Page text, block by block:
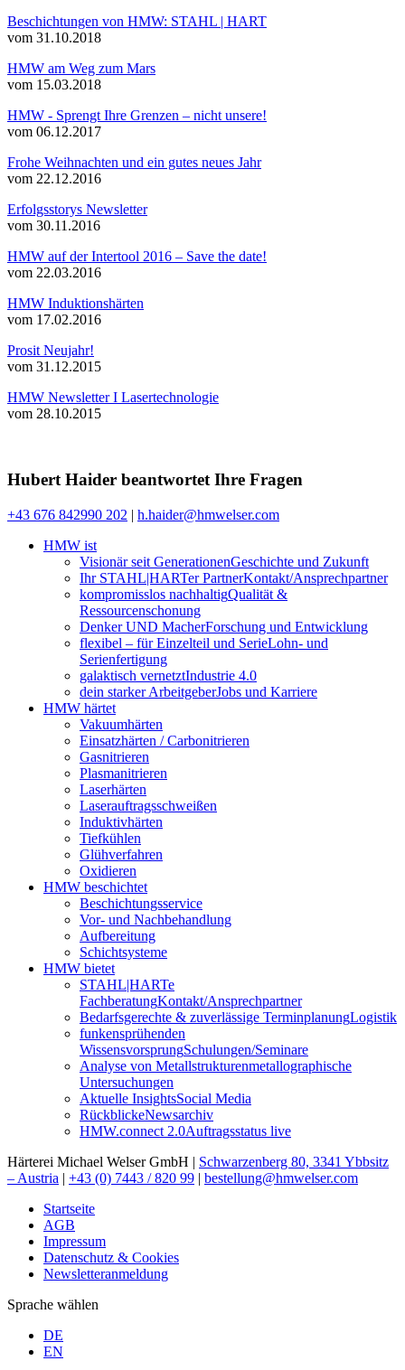
Beschichtungen von HMW: STAHL | HART
vom 31.10.2018
HMW am Weg zum Mars
vom 15.03.2018
HMW - Sprengt Ihre Grenzen – nicht unsere!
vom 06.12.2017
Frohe Weihnachten und ein gutes neues Jahr
vom 22.12.2016
Erfolgsstorys Newsletter
vom 30.11.2016
HMW auf der Intertool 2016 – Save the date!
vom 22.03.2016
HMW Induktionshärten
vom 17.02.2016
Prosit Neujahr!
vom 31.12.2015
HMW Newsletter I Lasertechnologie
vom 28.10.2015
Hubert Haider beantwortet Ihre Fragen
+43 676 842990 202 | h.haider@hmwelser.com
HMW ist
Visionär seit GenerationenGeschichte und Zukunft
Ihr STAHL|HARTer PartnerKontakt/Ansprechpartner
kompromisslos nachhaltigQualität &
Ressourcenschonung
Denker UND MacherForschung und Entwicklung
flexibel – für Einzelteil und SerieLohn- und
Serienfertigung
galaktisch vernetztIndustrie 4.0
dein starker ArbeitgeberJobs und Karriere
HMW härtet
Vakuumhärten
Einsatzhärten / Carbonitrieren
Gasnitrieren
Plasmanitrieren
Laserhärten
Laserauftragsschweißen
Induktivhärten
Tiefkühlen
Glühverfahren
Oxidieren
HMW beschichtet
Beschichtungsservice
Vor- und Nachbehandlung
Aufbereitung
Schichtsysteme
HMW bietet
STAHL|HARTe
FachberatungKontakt/Ansprechpartner
Bedarfsgerechte & zuverlässige TerminplanungLogistik
funkensprühenden
WissensvorsprungSchulungen/Seminare
Analyse von Metallstrukturenmetallographische
Untersuchungen
Aktuelle InsightsSocial Media
RückblickeNewsarchiv
HMW.connect 2.0Auftragsstatus live
Härterei Michael Welser GmbH | Schwarzenberg 80, 3341 Ybbsitz
– Austria | +43 (0) 7443 / 820 99 | bestellung@hmwelser.com
Startseite
AGB
Impressum
Datenschutz & Cookies
Newsletteranmeldung
Sprache wählen
DE
EN